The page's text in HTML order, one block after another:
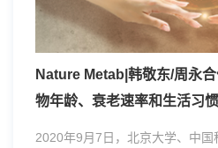
Nature Metab|韩敬东/周永
物年龄、衰老速率和生活习
2020年9月7日，北京大学、中